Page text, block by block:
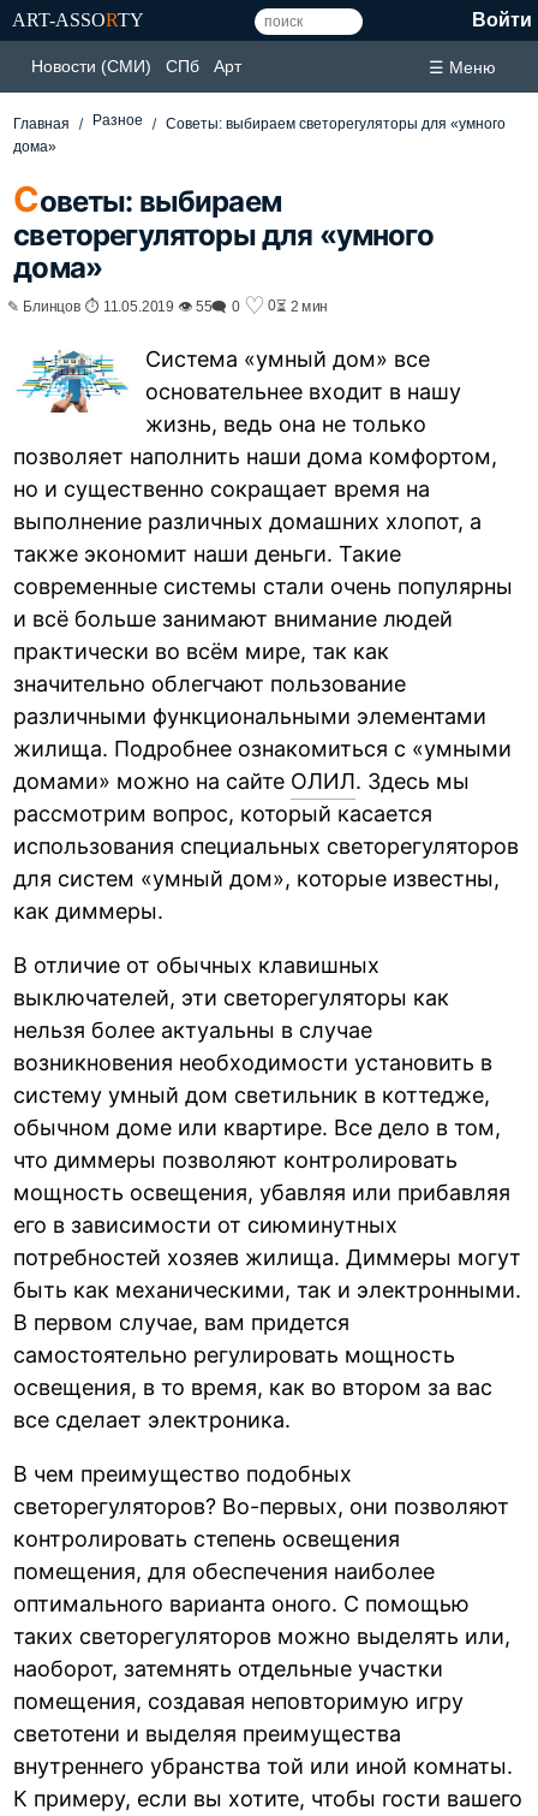
ART-ASSORTY Войти
Новости (СМИ) СПб Арт ☰ Меню
Главная Разное
Советы: выбираем светорегуляторы для «умного
дома»
Советы: выбираем
светорегуляторы для «умного
дома»
✎ Блинцов ⏱ 11.05.2019 👁 55🗨 0 ♡ 0⏳ 2 мин
Система «умный дом» все
основательнее входит в нашу
жизнь, ведь она не только
позволяет наполнить наши дома комфортом,
но и существенно сокращает время на
выполнение различных домашних хлопот, а
также экономит наши деньги. Такие
современные системы стали очень популярны
и всё больше занимают внимание людей
практически во всём мире, так как
значительно облегчают пользование
различными функциональными элементами
жилища. Подробнее ознакомиться с «умными
домами» можно на сайте ОЛИЛ. Здесь мы
рассмотрим вопрос, который касается
использования специальных светорегуляторов
для систем «умный дом», которые известны,
как диммеры.
В отличие от обычных клавишных
выключателей, эти светорегуляторы как
нельзя более актуальны в случае
возникновения необходимости установить в
систему умный дом светильник в коттедже,
обычном доме или квартире. Все дело в том,
что диммеры позволяют контролировать
мощность освещения, убавляя или прибавляя
его в зависимости от сиюминутных
потребностей хозяев жилища. Диммеры могут
быть как механическими, так и электронными.
В первом случае, вам придется
самостоятельно регулировать мощность
освещения, в то время, как во втором за вас
все сделает электроника.
В чем преимущество подобных
светорегуляторов? Во-первых, они позволяют
контролировать степень освещения
помещения, для обеспечения наиболее
оптимального варианта оного. С помощью
таких светорегуляторов можно выделять или,
наоборот, затемнять отдельные участки
помещения, создавая неповторимую игру
светотени и выделяя преимущества
внутреннего убранства той или иной комнаты.
К примеру, если вы хотите, чтобы гости вашего